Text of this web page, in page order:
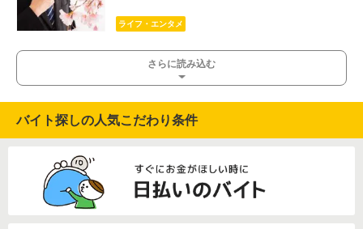
ライフ・エンタメ
さらに読み込む
バイト探しの人気こだわり条件